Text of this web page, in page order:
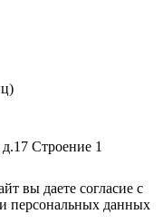
Строение 1
вы даете согласие с
персональных данных